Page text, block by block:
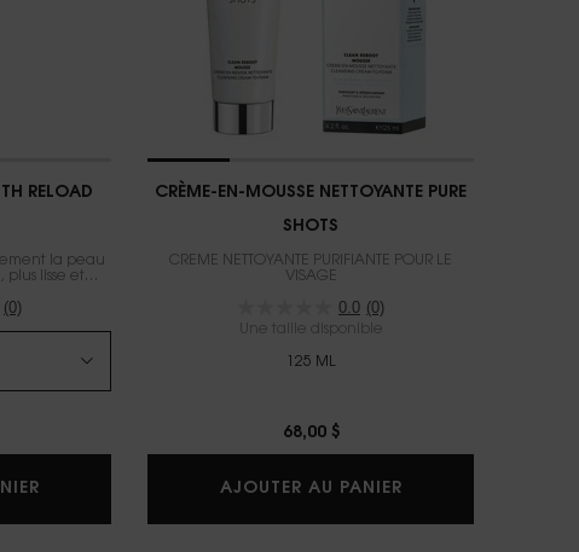
RELOAD
la peau
lisse et
(0)
PURE SHOTS SÉRUM YOUTH RELOAD
CRÈME-EN-MOUSSE NETTOYANTE PURE
SHOTS
CRÈME NETTOYANTE PURIFIANTE POUR LE
VISAGE
0.0 (0)
Une taille disponible
125 ML
68,00 $
AJOUTER AU PANIER